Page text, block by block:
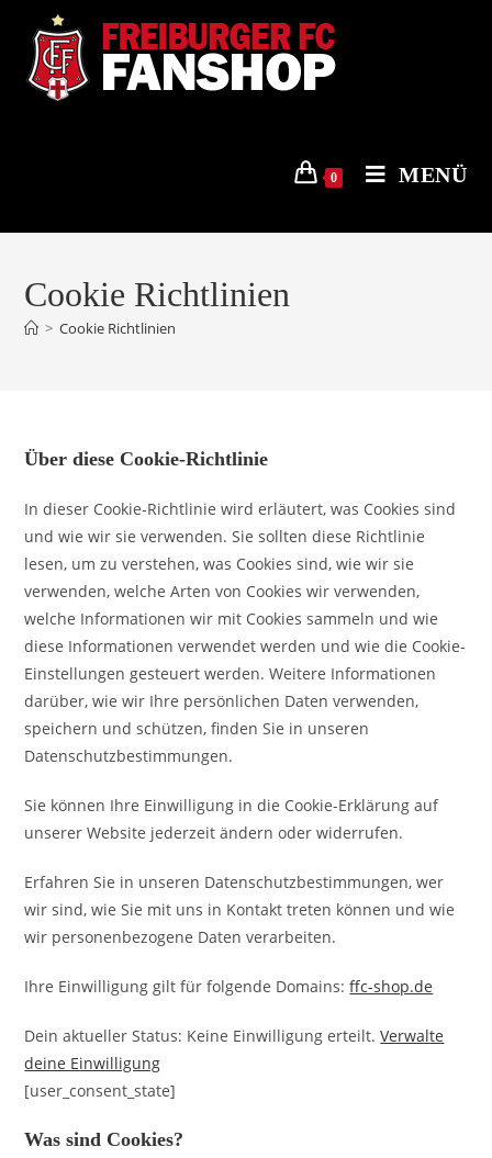
Inhalt
springen
0 MENÜ
Cookie Richtlinien
> Cookie Richtlinien
Über diese Cookie-Richtlinie
In dieser Cookie-Richtlinie wird erläutert, was Cookies sind
und wie wir sie verwenden. Sie sollten diese Richtlinie
lesen, um zu verstehen, was Cookies sind, wie wir sie
verwenden, welche Arten von Cookies wir verwenden,
welche Informationen wir mit Cookies sammeln und wie
diese Informationen verwendet werden und wie die Cookie-
Einstellungen gesteuert werden. Weitere Informationen
darüber, wie wir Ihre persönlichen Daten verwenden,
speichern und schützen, finden Sie in unseren
Datenschutzbestimmungen.
Sie können Ihre Einwilligung in die Cookie-Erklärung auf
unserer Website jederzeit ändern oder widerrufen.
Erfahren Sie in unseren Datenschutzbestimmungen, wer
wir sind, wie Sie mit uns in Kontakt treten können und wie
wir personenbezogene Daten verarbeiten.
Ihre Einwilligung gilt für folgende Domains:ffc-shop.de
Dein aktueller Status: Keine Einwilligung erteilt.Verwalte
deine Einwilligung
[user_consent_state]
Was sind Cookies?